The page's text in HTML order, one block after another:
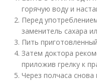
горячую воду и
Перед
заменитель сахара
Пить
Затем доктора
приложив грелку к
Через полчаса снова